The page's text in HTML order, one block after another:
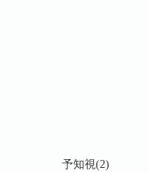
予知視(2)